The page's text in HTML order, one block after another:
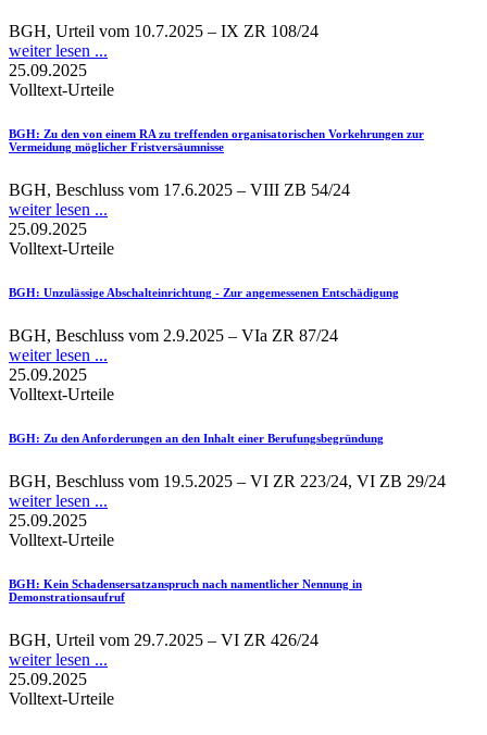
BGH, Urteil vom 10.7.2025 – IX ZR 108/24
weiter lesen ...
25.09.2025
Volltext-Urteile
BGH: Zu den von einem RA zu treffenden organisatorischen Vorkehrungen zur
Vermeidung möglicher Fristversäumnisse
BGH, Beschluss vom 17.6.2025 – VIII ZB 54/24
weiter lesen ...
25.09.2025
Volltext-Urteile
BGH: Unzulässige Abschalteinrichtung - Zur angemessenen Entschädigung
BGH, Beschluss vom 2.9.2025 – VIa ZR 87/24
weiter lesen ...
25.09.2025
Volltext-Urteile
BGH: Zu den Anforderungen an den Inhalt einer Berufungsbegründung
BGH, Beschluss vom 19.5.2025 – VI ZR 223/24, VI ZB 29/24
weiter lesen ...
25.09.2025
Volltext-Urteile
BGH: Kein Schadensersatzanspruch nach namentlicher Nennung in
Demonstrationsaufruf
BGH, Urteil vom 29.7.2025 – VI ZR 426/24
weiter lesen ...
25.09.2025
Volltext-Urteile